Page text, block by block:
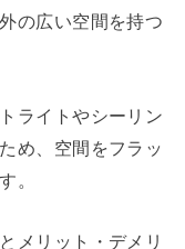
の広い空間を持つ
ライトやシーリン
め、空間をフラッ
。
メリット・デメリ